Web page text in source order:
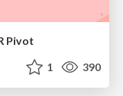
Pivot
1 390